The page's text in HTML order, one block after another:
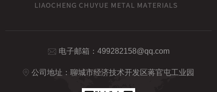
电子邮箱： 499282158@qq.com
公司地址：聊城市经济技术开发区蒋官屯工业园